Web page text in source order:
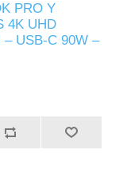
PRO Y
4K UHD
– USB-C 90W –